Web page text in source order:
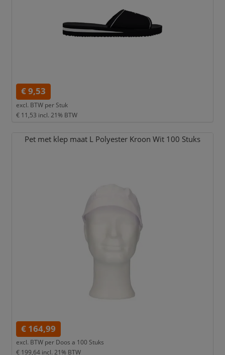
€ 9,53
excl. BTW per Stuk
€ 11,53 incl. 21% BTW
Pet met klep maat L Polyester Kroon Wit 100 Stuks
€ 164,99
excl. BTW per Doos a 100 Stuks
€ 199,64 incl. 21% BTW